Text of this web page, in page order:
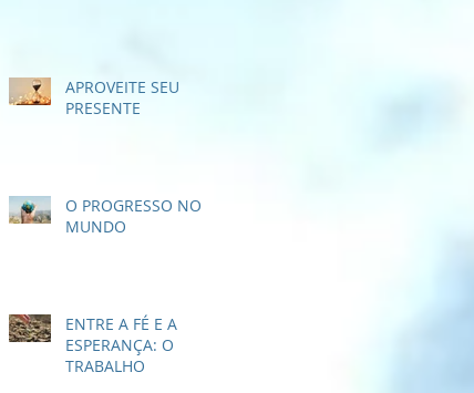
APROVEITE SEU
PRESENTE
O PROGRESSO NO
MUNDO
ENTRE A FÉ E A
ESPERANÇA: O
TRABALHO